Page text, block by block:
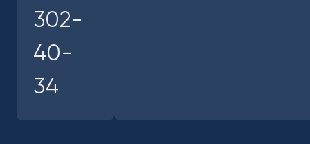
302-
40-
34